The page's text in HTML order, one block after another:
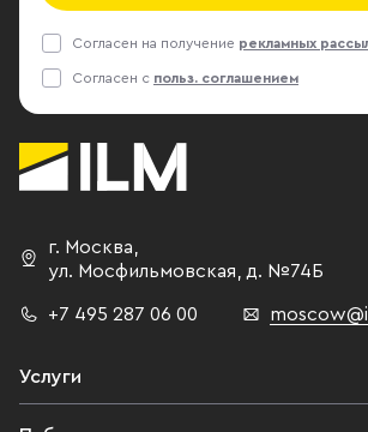
Согласен на получение рекламных
Согласен с польз. соглашением
г. Москва
ул. Мосфильмовская,
д. №74Б
+7 495 287 06 00
Услуги